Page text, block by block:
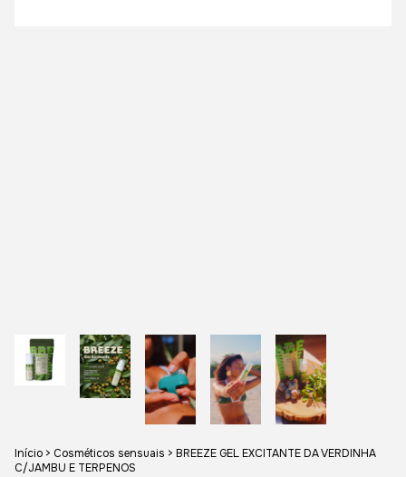
Início > Cosméticos sensuais > BREEZE GEL EXCITANTE DA VERDINHA
C/JAMBU E TERPENOS